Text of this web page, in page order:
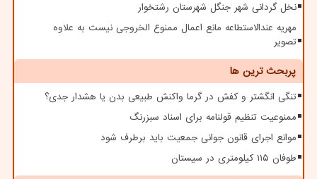
نخل گردانی شهر جنگل شهرستان رشتخوار
مهریه عندالاستطاعه مانع اعمال ممنوع الخروجی نیست به علاوه
تصویر
پربحث ترین ها
تنگی انگشتر و کفش در گرما واکنش طبیعی بدن یا هشدار جدی؟
ممنوعیت تنظیم قولنامه برای اسناد سبزرنگ
موانع اجرای قانون جوانی جمعیت باید برطرف شود
طوفان ۱۱۵ کیلومتری در سیستان